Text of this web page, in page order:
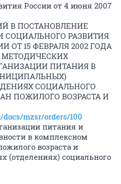
России от 4 июня 2007
В ПОСТАНОВЛЕНИЕ
СОЦИАЛЬНОГО РАЗВИТИЯ
ОТ 15 ФЕВРАЛЯ 2002 ГОДА
МЕТОДИЧЕСКИХ
ПИТАНИЯ В
СОЦИАЛЬНОГО
ПОЖИЛОГО ВОЗРАСТА И
mzsr/orders/100
питания и
в комплексном
возраста и
(отделениях) социального